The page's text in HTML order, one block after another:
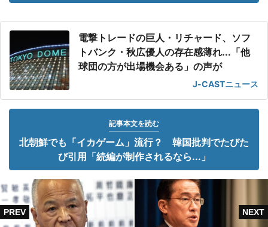
電撃トレードの巨人・リチャード、ソフ
トバンク・秋広優人の存在感薄れ...「他
球団の方が出場機会ある」の声が
J-CASTニュース
記事本文を読む
北朝鮮でも「イカゲーム」流行？ 韓国批判でたびた
び引用「続編が制作されるなら...」